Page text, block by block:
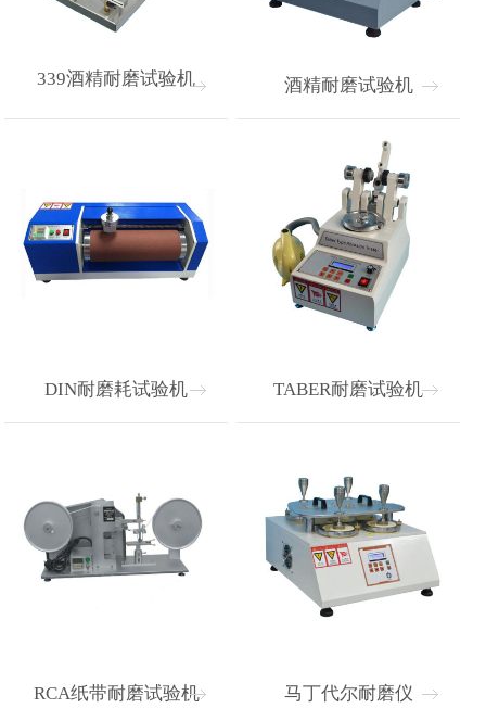
339酒精耐磨试验机 酒精耐磨试验机
DIN耐磨耗试验机 TABER耐磨试验机
RCA纸带耐磨试验机 马丁代尔耐磨仪